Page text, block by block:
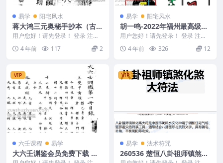
易学 阳宅风水
蒋大鸿三元奥秘手抄本（古
本）273页
用户您好！请先登录！ 登录 注册
蒋大鸿三元奥秘手抄本（古本） Y
2302-43...
4 年前 117 2
易学 阳宅风水
胡一鸣-2022年福州最高级阴
阳法风水《长眼法风水教学记
录》
用户您好！请先登录！ 登录 注册
胡一鸣 2022年福州最高级阴阳法
风水《长眼法...
4 年前 326 12
VIP
六壬课程 易学
大六壬渊鉴会员免费下载 阿
VIP
易学 法术符咒
260536 楚恒八卦祖师镇煞花